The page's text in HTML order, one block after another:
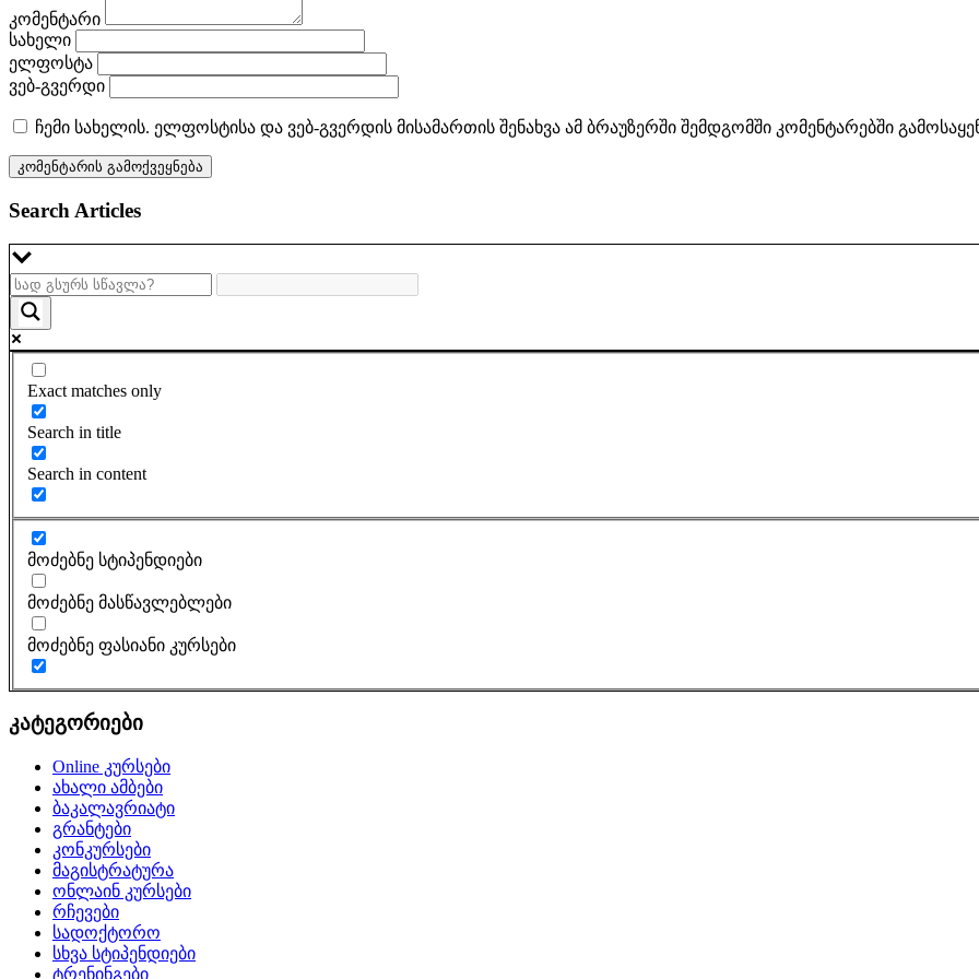
კომენტარი
სახელი
ელფოსტა
ვებ-გვერდი
ჩემი სახელის. ელფოსტისა და ვებ-გვერდის მისამართის შენახვა ამ ბრაუზერში შემდგომში კომენტარებში
Search Articles
Exact matches only
Search in title
Search in content
მოძებნე სტიპენდიები
მოძებნე მასწავლებლები
მოძებნე ფასიანი კურსები
კატეგორიები
Online კურსები
ახალი ამბები
ბაკალავრიატი
გრანტები
კონკურსები
მაგისტრატურა
ონლაინ კურსები
რჩევები
სადოქტორო
სხვა სტიპენდიები
ტრენინგები